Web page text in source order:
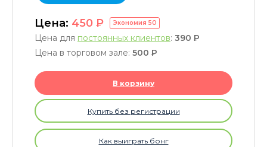
Цена: 450 P Экономия 50
Цена для постоянных клиентов: 390 P
Цена в торговом зале: 500 P
В корзину
Купить без регистрации
Как выиграть бонг